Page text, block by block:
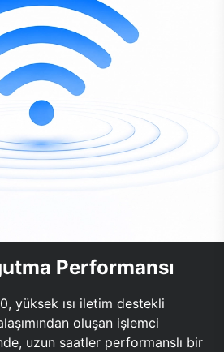
Performansı
yüksek ısı iletim destekli
oluşan işlemci
uzun saatler performanslı bir